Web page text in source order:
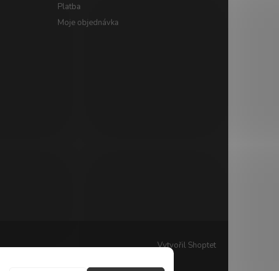
Platba
Moje objednávka
Vytvořil Shoptet